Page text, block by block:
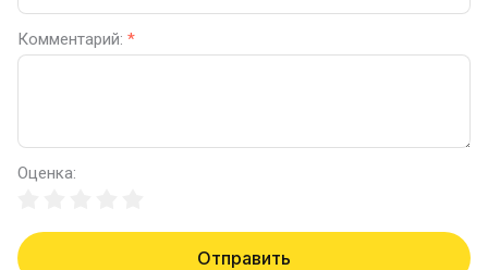
Комментарий: *
Оценка:
Отправить